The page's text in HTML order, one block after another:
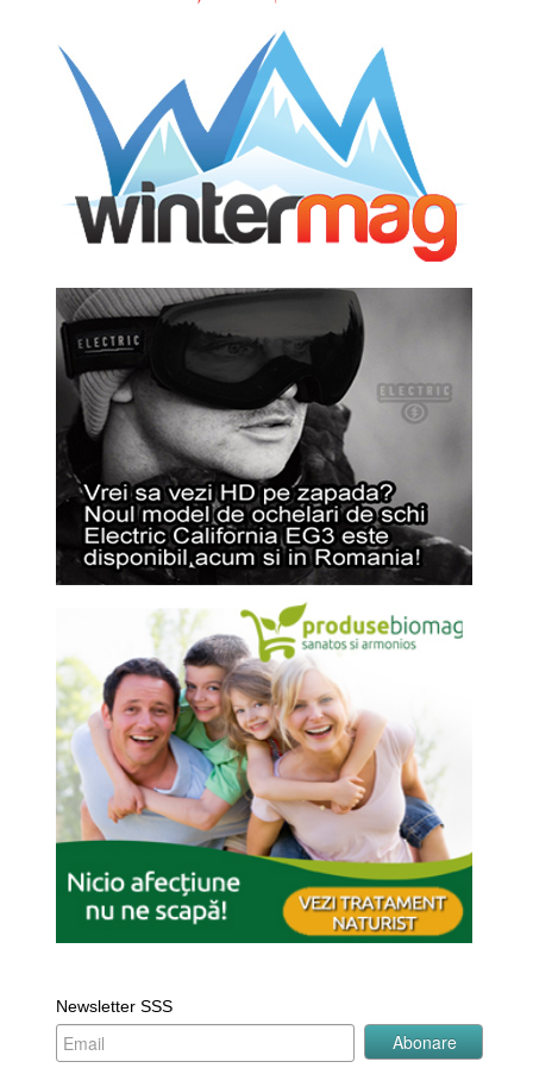
Newsletter SSS